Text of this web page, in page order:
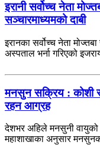
इरानी सर्वोच्च नेता
सञ्चारमाध्यमको दाबी
इरानका सर्वोच्च नेता
अस्पताल भर्ना गरिएको
मनसुन सक्रिय : कोशी र
रहन आग्रह
देशभर अहिले मनसुनी वायुको
महाशाखाका अनुसार